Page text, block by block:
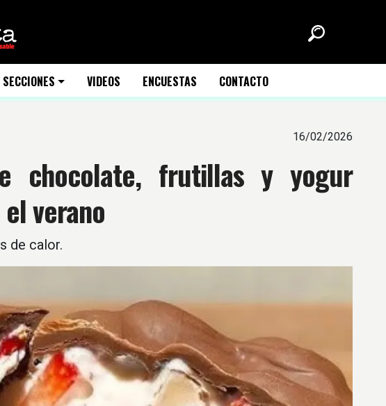
VIDEOS ENCUESTAS CONTACTO
16/02/2026
chocolate, frutillas y yogur
verano
de calor.